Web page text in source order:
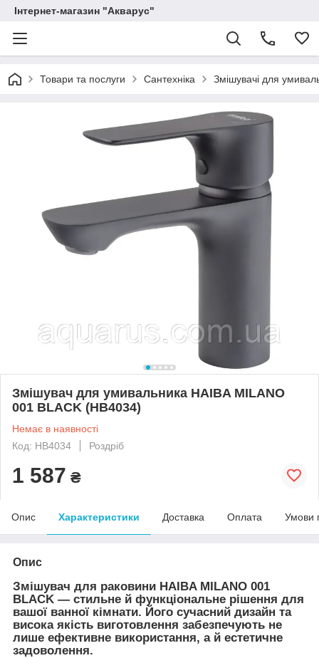
Інтернет-магазин "Акварус"
Товари та послуги Сантехніка Змішувачі для
Змішувач для умивальника HAIBA MILANO
001 BLACK (HB4034)
Немає в наявності
Код: HB4034
Роздріб
1 587 ₴
Опис Характеристики Доставка Оплата Умови
Опис
Змішувач для раковини HAIBA MILANO 001
BLACK — стильне й функціональне рішення для
вашої ванної кімнати. Його сучасний дизайн та
висока якість виготовлення забезпечують не
лише ефективне використання, а й естетичне
задоволення.